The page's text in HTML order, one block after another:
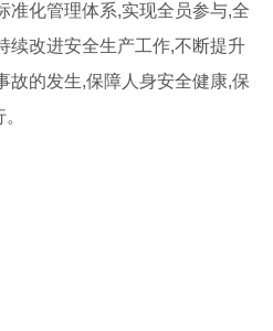
准化管理体系,实现全员参与,全
续改进安全生产工作,不断提升
故的发生,保障人身安全健康,保